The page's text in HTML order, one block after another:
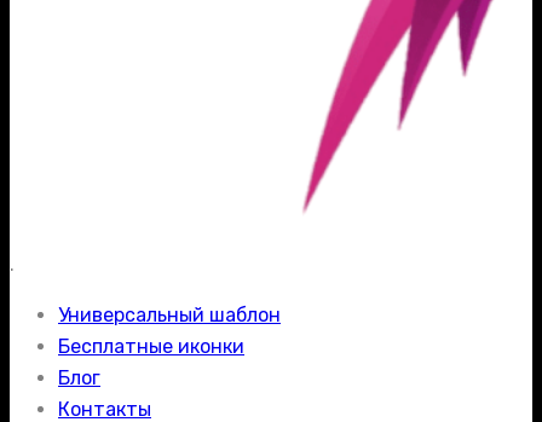
.
Универсальный шаблон
Бесплатные иконки
Блог
Контакты